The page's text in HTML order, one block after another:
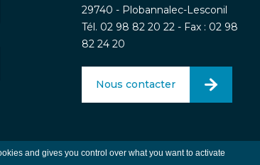
29740 - Plobannalec-Lesconil
Tél. 02 98 82 20 22 - Fax : 02 98
82 24 20
Nous contacter
légales-Traitement des données personnelle
and gives you control over what you want to activate